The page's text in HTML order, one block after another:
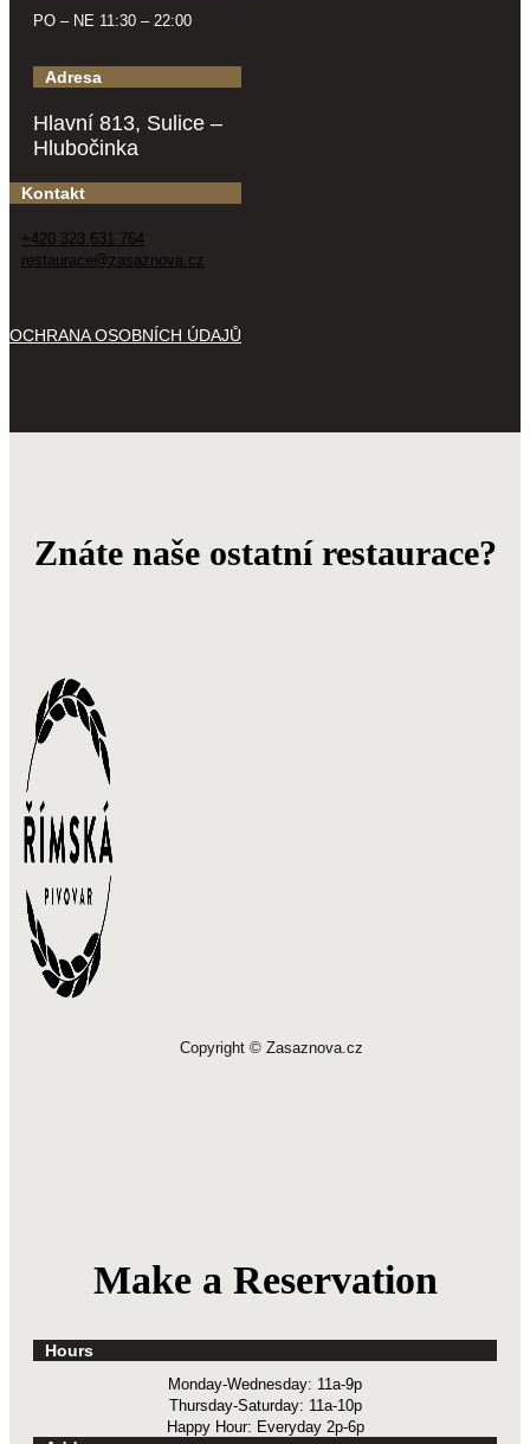
PO – NE 11:30 – 22:00
Adresa
Hlavní 813, Sulice –
Hlubočinka
Kontakt
+420 323 631 764
restaurace@zasaznova.cz
OCHRANA OSOBNÍCH ÚDAJŮ
Znáte naše ostatní restaurace?
Copyright © Zasaznova.cz
Make a Reservation
Hours
Monday-Wednesday: 11a-9p
Thursday-Saturday: 11a-10p
Happy Hour: Everyday 2p-6p